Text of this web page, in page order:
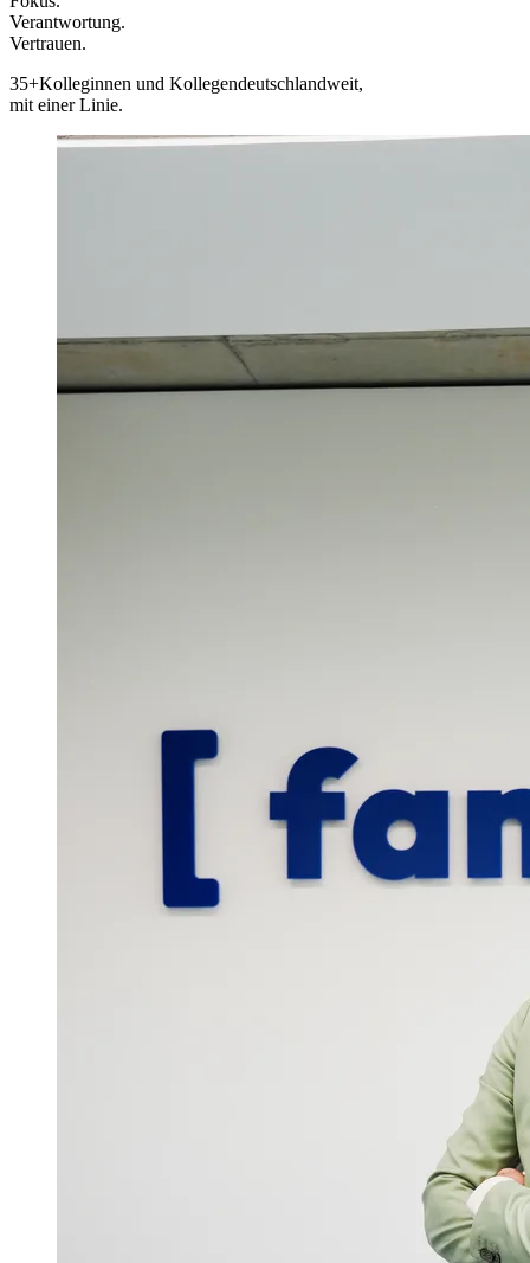
Verantwortung.
Vertrauen.
35+Kolleginnen und Kollegendeutschlandweit,
mit einer Linie.